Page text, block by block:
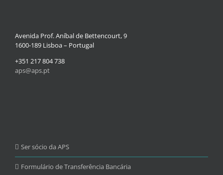
Avenida Prof. Aníbal de Bettencourt, 9
1600-189 Lisboa – Portugal
+351 217 804 738
aps@aps.pt
Ser sócio da APS
Formulário de Transferência Bancária